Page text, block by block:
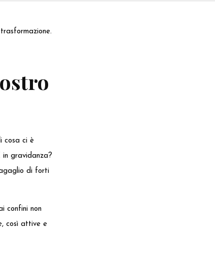
cosa ci è
in gravidanza?
di forti
confini non
così attive e